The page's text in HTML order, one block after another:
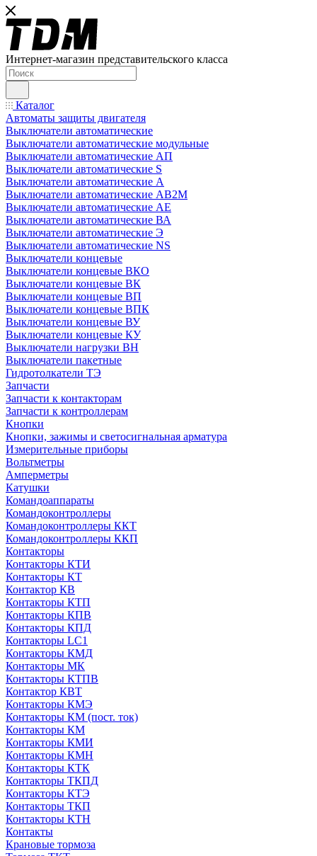
Интернет-магазин представительского класса
Каталог
Автоматы защиты двигателя
Выключатели автоматические
Выключатели автоматические модульные
Выключатели автоматические АП
Выключатели автоматические S
Выключатели автоматические А
Выключатели автоматические АВ2М
Выключатели автоматические АЕ
Выключатели автоматические ВА
Выключатели автоматические Э
Выключатели автоматические NS
Выключатели концевые
Выключатели концевые ВКО
Выключатели концевые ВК
Выключатели концевые ВП
Выключатели концевые ВПК
Выключатели концевые ВУ
Выключатели концевые КУ
Выключатели нагрузки ВН
Выключатели пакетные
Гидротолкатели ТЭ
Запчасти
Запчасти к контакторам
Запчасти к контроллерам
Кнопки
Кнопки, зажимы и светосигнальная арматура
Измерительные приборы
Вольтметры
Амперметры
Катушки
Командоаппараты
Командоконтроллеры
Командоконтроллеры ККТ
Командоконтроллеры ККП
Контакторы
Контакторы КТИ
Контакторы КТ
Контактор КВ
Контакторы КТП
Контакторы КПВ
Контакторы КПД
Контакторы LC1
Контакторы КМД
Контакторы МК
Контакторы КТПВ
Контактор КВТ
Контакторы КМЭ
Контакторы КМ (пост. ток)
Контакторы КМ
Контакторы КМИ
Контакторы КМН
Контакторы КТК
Контакторы ТКПД
Контакторы КТЭ
Контакторы ТКП
Контакторы КТН
Контакты
Крановые тормоза